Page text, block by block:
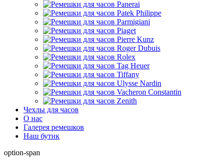
Чехлы для часов
О нас
Галерея ремешков
Наш бутик
option-span